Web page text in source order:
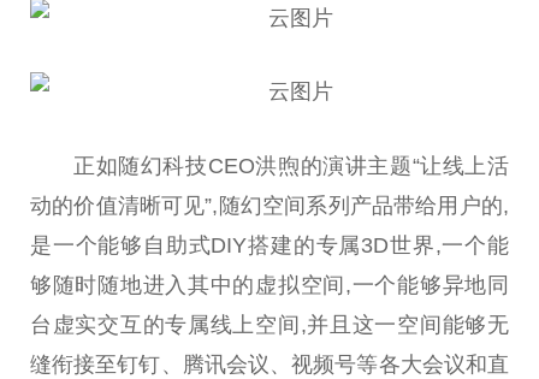
正如随幻科技CEO洪煦的演讲主题“让线上活
动的价值清晰可见”,随幻空间系列产品带给用户的,
是一个能够自助式DIY搭建的专属3D世界,一个能
够随时随地进入其中的虚拟空间,一个能够异地同
台 虚实交互的专属线上空间,并且这一空间能够无
缝衔接至钉钉、腾讯会议、视频号等各大会议和直